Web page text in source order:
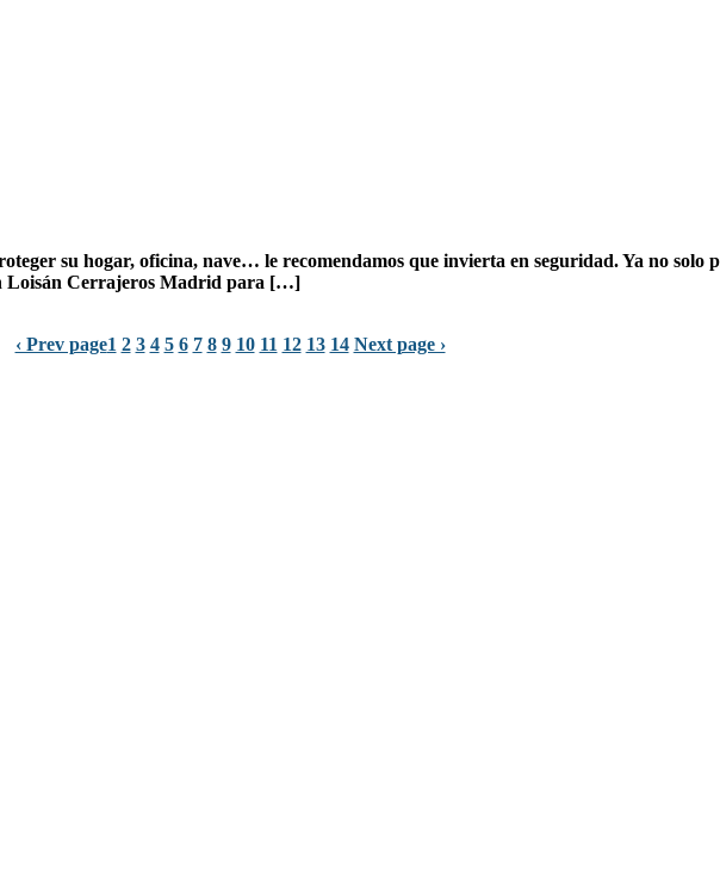
su hogar, oficina, nave… le recomendamos que invierta en seguridad. Ya no solo
Loisán Cerrajeros Madrid para […]
‹ Prev page1 2 3 4 5 6 7 8 9 10 11 12 13 14 Next page ›